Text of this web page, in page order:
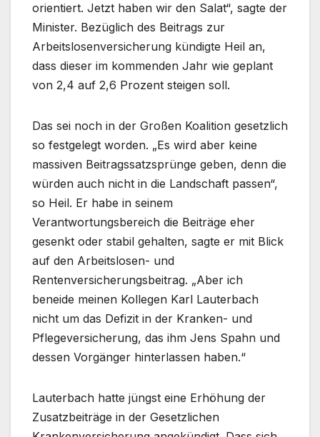
orientiert. Jetzt haben wir den Salat“, sagte der
Minister. Bezüglich des Beitrags zur
Arbeitslosenversicherung kündigte Heil an,
dass dieser im kommenden Jahr wie geplant
von 2,4 auf 2,6 Prozent steigen soll.
Das sei noch in der Großen Koalition gesetzlich
so festgelegt worden. „Es wird aber keine
massiven Beitragssatzsprünge geben, denn die
würden auch nicht in die Landschaft passen“,
so Heil. Er habe in seinem
Verantwortungsbereich die Beiträge eher
gesenkt oder stabil gehalten, sagte er mit Blick
auf den Arbeitslosen- und
Rentenversicherungsbeitrag. „Aber ich
beneide meinen Kollegen Karl Lauterbach
nicht um das Defizit in der Kranken- und
Pflegeversicherung, das ihm Jens Spahn und
dessen Vorgänger hinterlassen haben.“
Lauterbach hatte jüngst eine Erhöhung der
Zusatzbeiträge in der Gesetzlichen